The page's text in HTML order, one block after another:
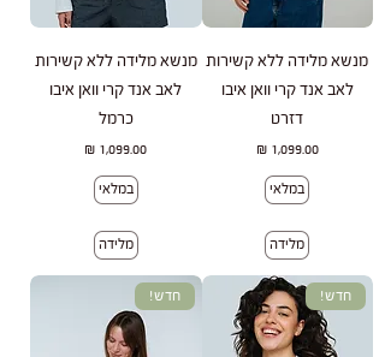
מנשא מלידה ללא קשירות
לאב אנד קרי וואן איבו
דזרט
מחיר‏1,099.00 ‏₪
במלאי
מלידה
מנשא מלידה ללא קשירות
לאב אנד קרי וואן איבו
כרמל
מחיר
במלאי
מלידה
חדש! חדש!